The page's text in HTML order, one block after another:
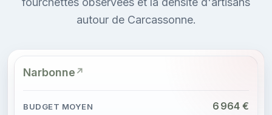
autour de Carcassonne.
Narbonne
6 964 €